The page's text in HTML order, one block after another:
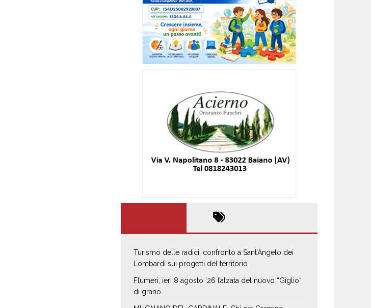
Turismo delle radici, confronto a Sant’Angelo dei
Lombardi sui progetti del territorio
Flumeri, ieri 8 agosto ’26 l’alzata del nuovo “Giglio“
di grano.